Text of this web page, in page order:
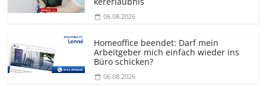
06.08.2026
Homeoffice beendet: Darf mein
Arbeitgeber mich einfach wieder ins
Büro schicken?
06.08.2026